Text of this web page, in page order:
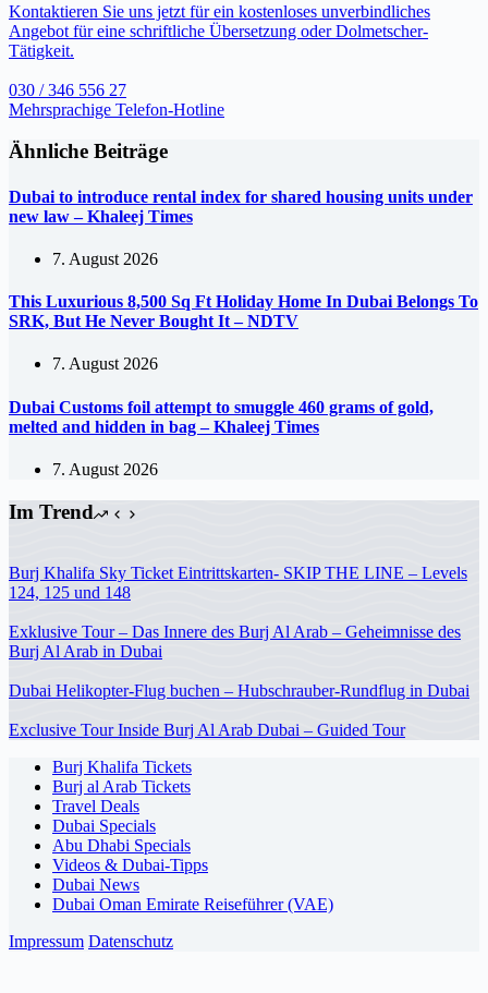
Kontaktieren Sie uns jetzt für ein kostenloses unverbindliches
Angebot für eine schriftliche Übersetzung oder Dolmetscher-
Tätigkeit.
030 / 346 556 27
Mehrsprachige Telefon-Hotline
Ähnliche Beiträge
Dubai to introduce rental index for shared housing units under
new law – Khaleej Times
7. August 2026
This Luxurious 8,500 Sq Ft Holiday Home In Dubai Belongs To
SRK, But He Never Bought It – NDTV
7. August 2026
Dubai Customs foil attempt to smuggle 460 grams of gold,
melted and hidden in bag – Khaleej Times
7. August 2026
Im Trend
Burj Khalifa Sky Ticket Eintrittskarten- SKIP THE LINE – Levels
124, 125 und 148
Exklusive Tour – Das Innere des Burj Al Arab – Geheimnisse des
Burj Al Arab in Dubai
Dubai Helikopter-Flug buchen – Hubschrauber-Rundflug in Dubai
Exclusive Tour Inside Burj Al Arab Dubai – Guided Tour
Burj Khalifa Tickets
Burj al Arab Tickets
Travel Deals
Dubai Specials
Abu Dhabi Specials
Videos & Dubai-Tipps
Dubai News
Dubai Oman Emirate Reiseführer (VAE)
Impressum Datenschutz